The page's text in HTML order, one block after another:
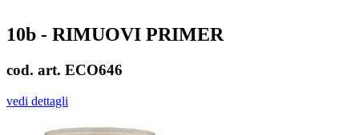
10b - RIMUOVI PRIMER
cod. art. ECO646
vedi dettagli